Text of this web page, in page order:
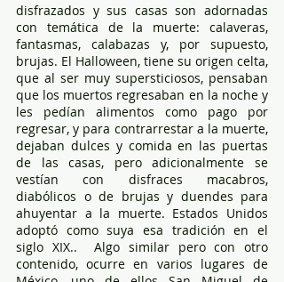
disfrazados y sus casas son adornadas
con temática de la muerte: calaveras,
fantasmas, calabazas y, por supuesto,
brujas. El Halloween, tiene su origen celta,
que al ser muy supersticiosos, pensaban
que los muertos regresaban en la noche y
les pedían alimentos como pago por
regresar, y para contrarrestar a la muerte,
dejaban dulces y comida en las puertas
de las casas, pero adicionalmente se
vestían con disfraces macabros,
diabólicos o de brujas y duendes para
ahuyentar a la muerte. Estados Unidos
adoptó como suya esa tradición en el
siglo XIX..  Algo similar pero con otro
contenido, ocurre en varios lugares de